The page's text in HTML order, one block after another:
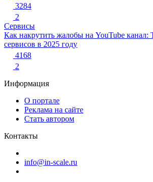
3284
2
Сервисы
Как накрутить жалобы на YouTube
сервисов в 2025 году
4168
2
Информация
О портале
Реклама на сайте
Стать автором
Контакты
info@in-scale.ru